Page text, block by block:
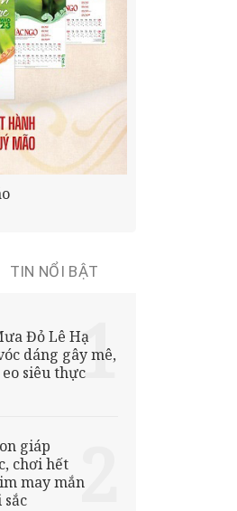
TIN NỔI BẬT
Đỏ Lê Hạ
dáng gây mê,
siêu thực
giáp
chơi hết
may mắn